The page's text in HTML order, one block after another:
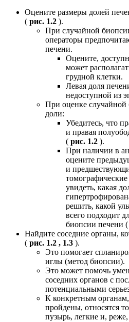
Оцените размеры долей
( рис. 1.2 ).
При случайной
операторы
печени.
Оцените,
может
грудной клетки.
Левая доля
недоступной из
При оценке
доли:
Убедитесь, что
и правая
( рис. 1.2 ).
При наличии в
оцените
и
увидеть, какая
решить, какой
всего подходит
биопсии печени (
Найдите соседние органы,
( рис. 1.2 , 1.3 ).
Это помогает
иглы (метод биопсии).
Это может помочь
соседних органов с
потенциальными
К конкретным
пройдены, относятся
пузырь, легкие и,